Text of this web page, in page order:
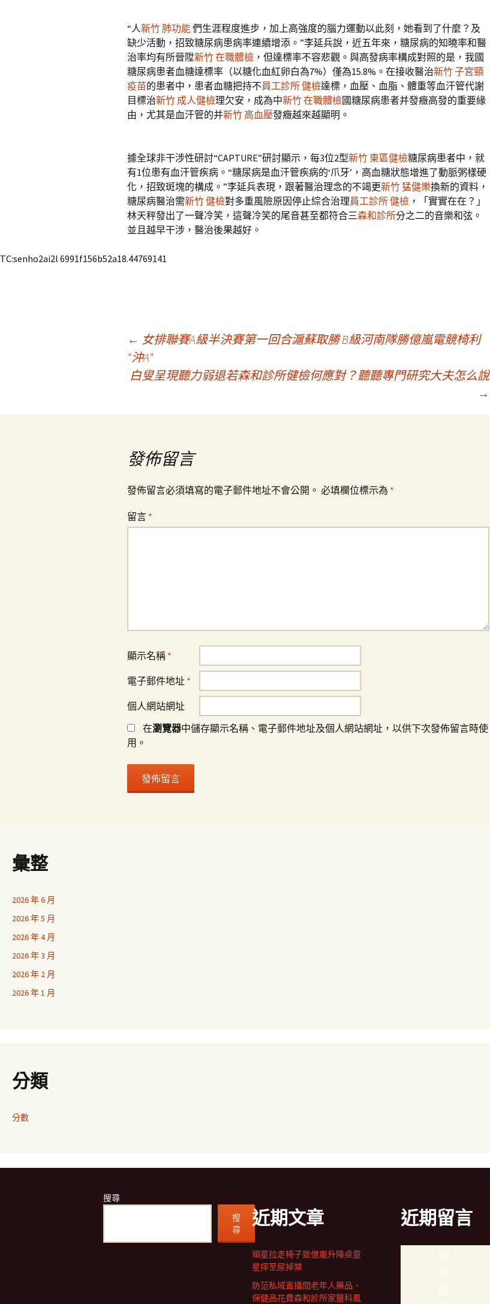
“人新竹 肺功能們生涯程度進步，加上高強度的腦力運動以此刻，她看到了什麼？及
缺少活動，招致糖尿病患病率連續增添。”李延兵說，近五年來，糖尿病的知曉率和醫
治率均有所晉陞新竹 在職體檢 ，但達標率不容悲觀。與高發病率構成對照的是，我國
糖尿病患者血糖達標率（以糖化血紅卵白為7%）僅為15.8%。在接收醫治新竹 子宮頸
疫苗的患者中，患者血糖把持不員工診所 健檢達標，血壓、血脂、體重等血汗管代謝
目標治新竹 成人健檢理欠安，成為中新竹 在職體檢國糖尿病患者并發癥高發的重要緣
由，尤其是血汗管的并新竹 高血壓發癥越來越顯明。
據全球非干涉性研討“CAPTURE”研討顯示，每3位2型新竹 東區健檢糖尿病患者中，就
有1位患有血汗管疾病。“糖尿病是血汗管疾病的‘爪牙’，高血糖狀態增進了動脈粥樣硬
化，招致斑塊的構成。”李延兵表現，跟著醫治理念的不竭更新竹 猛健樂換新的資料，
糖尿病醫治需新竹 健檢對多重風險原因停止綜合治理員工診所 健檢 ，「實實在在？」
林天秤發出了一聲冷笑，這聲冷笑的尾音甚至都符合三森和診所分之二的音樂和弦。
並且越早干涉，醫治後果越好。
TC:senho2ai2l 6991f156b52a18.44769141
導
← 女排聯賽A級半決賽第一回合滬蘇取勝 B級河南隊勝億嵐電競椅利
“沖A”
白叟呈現聽力弱退若森和診所健檢何應對？聽聽專門研究大夫怎么說
→
發佈留言
發佈留言必須填寫的電子郵件地址不會公開。 必填欄位標示為 *
留言 *
顯示名稱 *
電子郵件地址 *
個人網站網址
在瀏覽器中儲存顯示名稱、電子郵件地址及個人網站網址，以供下次發佈留言時使
用。
彙整
2026 年 6 月
2026 年 5 月
2026 年 4 月
2026 年 3 月
2026 年 2 月
2026 年 1 月
分類
分數
搜尋
搜
尋
近期文章
頑童拉走椅子致億嵐升降桌童
星摔至尿掉禁
防范私域直播間老年人藥品、
保健品花費森和診所家醫科風
近期留言
尚
無
留